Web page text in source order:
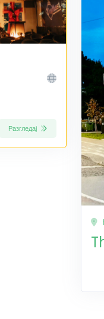
Разгледај